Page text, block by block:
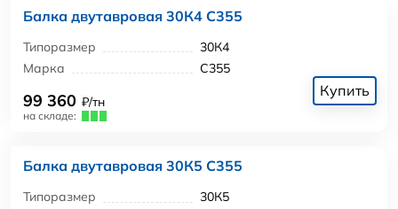
Балка двутавровая 30К4 С355
Типоразмер
30К4
Марка
С355
99 360 ₽/тн
на складе:
Купить
Балка двутавровая 30К5 С355
Типоразмер
30К5